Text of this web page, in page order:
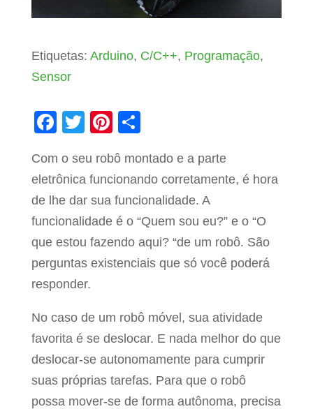
Etiquetas: Arduino, C/C++, Programação,
Sensor
F
c
e
b
o
o
k
T
tt
er
Pi
er
e
st
ar
e
Com o seu robô montado e a parte
eletrônica funcionando corretamente, é hora
de lhe dar sua funcionalidade. A
funcionalidade é o “Quem sou eu?” e o “O
que estou fazendo aqui? “de um robô. São
perguntas existenciais que só você poderá
responder.
No caso de um robô móvel, sua atividade
favorita é se deslocar. E nada melhor do que
deslocar-se autonomamente para cumprir
suas próprias tarefas. Para que o robô
possa mover-se de forma autônoma, precisa